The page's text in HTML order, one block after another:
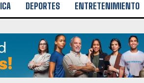
DEPORTES ENTRETENIMIENTO